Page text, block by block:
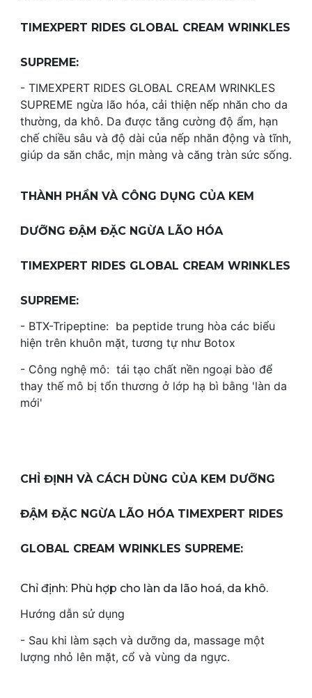
TIMEXPERT RIDES GLOBAL CREAM WRINKLES
SUPREME:
- TIMEXPERT RIDES GLOBAL CREAM WRINKLES
SUPREME ngừa lão hóa, cải thiện nếp nhăn cho da
thường, da khô. Da được tăng cường độ ẩm, hạn
chế chiều sâu và độ dài của nếp nhăn động và tĩnh,
giúp da săn chắc, mịn màng và căng tràn sức sống.
THÀNH PHẦN VÀ CÔNG DỤNG CỦA KEM
DƯỠNG ĐẬM ĐẶC NGỪA LÃO HÓA
TIMEXPERT RIDES GLOBAL CREAM WRINKLES
SUPREME:
- BTX-Tripeptine: ba peptide trung hòa các biểu
hiện trên khuôn mặt, tương tự như Botox
- Công nghệ mô: tái tạo chất nền ngoại bào để
thay thế mô bị tổn thương ở lớp hạ bì bằng 'làn da
mới'
CHỈ ĐỊNH VÀ CÁCH DÙNG CỦA KEM DƯỠNG
ĐẬM ĐẶC NGỪA LÃO HÓA TIMEXPERT RIDES
GLOBAL CREAM WRINKLES SUPREME:
Chỉ định: Phù hợp cho làn da lão hoá, da khô.
Hướng dẫn sử dụng
- Sau khi làm sạch và dưỡng da, massage một
lượng nhỏ lên mặt, cổ và vùng da ngực.